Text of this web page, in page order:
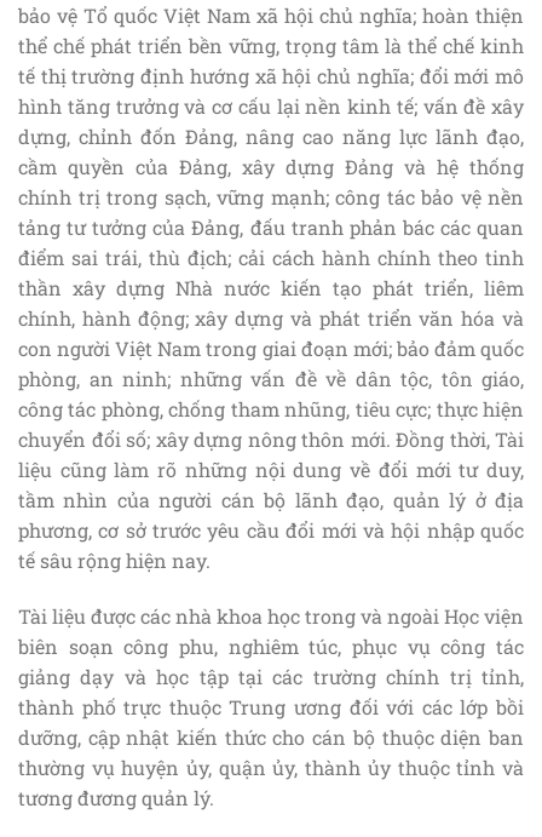
bảo vệ Tổ quốc Việt Nam xã hội chủ nghĩa; hoàn thiện
thể chế phát triển bền vững, trọng tâm là thể chế kinh
tế thị trường định hướng xã hội chủ nghĩa; đổi mới mô
hình tăng trưởng và cơ cấu lại nền kinh tế; vấn đề xây
dựng, chỉnh đốn Đảng, nâng cao năng lực lãnh đạo,
cầm quyền của Đảng, xây dựng Đảng và hệ thống
chính trị trong sạch, vững mạnh; công tác bảo vệ nền
tảng tư tưởng của Đảng, đấu tranh phản bác các quan
điểm sai trái, thù địch; cải cách hành chính theo tinh
thần xây dựng Nhà nước kiến tạo phát triển, liêm
chính, hành động; xây dựng và phát triển văn hóa và
con người Việt Nam trong giai đoạn mới; bảo đảm quốc
phòng, an ninh; những vấn đề về dân tộc, tôn giáo,
công tác phòng, chống tham nhũng, tiêu cực; thực hiện
chuyển đổi số; xây dựng nông thôn mới. Đồng thời, Tài
liệu cũng làm rõ những nội dung về đổi mới tư duy,
tầm nhìn của người cán bộ lãnh đạo, quản lý ở địa
phương, cơ sở trước yêu cầu đổi mới và hội nhập quốc
tế sâu rộng hiện nay.
Tài liệu được các nhà khoa học trong và ngoài Học viện
biên soạn công phu, nghiêm túc, phục vụ công tác
giảng dạy và học tập tại các trường chính trị tỉnh,
thành phố trực thuộc Trung ương đối với các lớp bồi
dưỡng, cập nhật kiến thức cho cán bộ thuộc diện ban
thường vụ huyện ủy, quận ủy, thành ủy thuộc tỉnh và
tương đương quản lý.